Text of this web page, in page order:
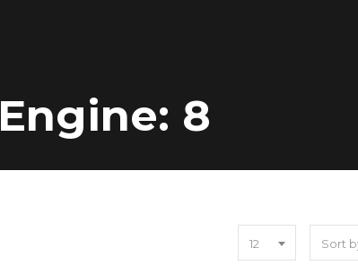
Engine: 8
12